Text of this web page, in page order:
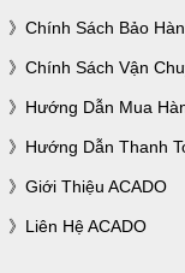
Chính Sách Bảo
Chính Sách Vận
Hướng Dẫn Mua
Hướng Dẫn Thanh
Giới Thiệu ACADO
Liên Hệ ACADO